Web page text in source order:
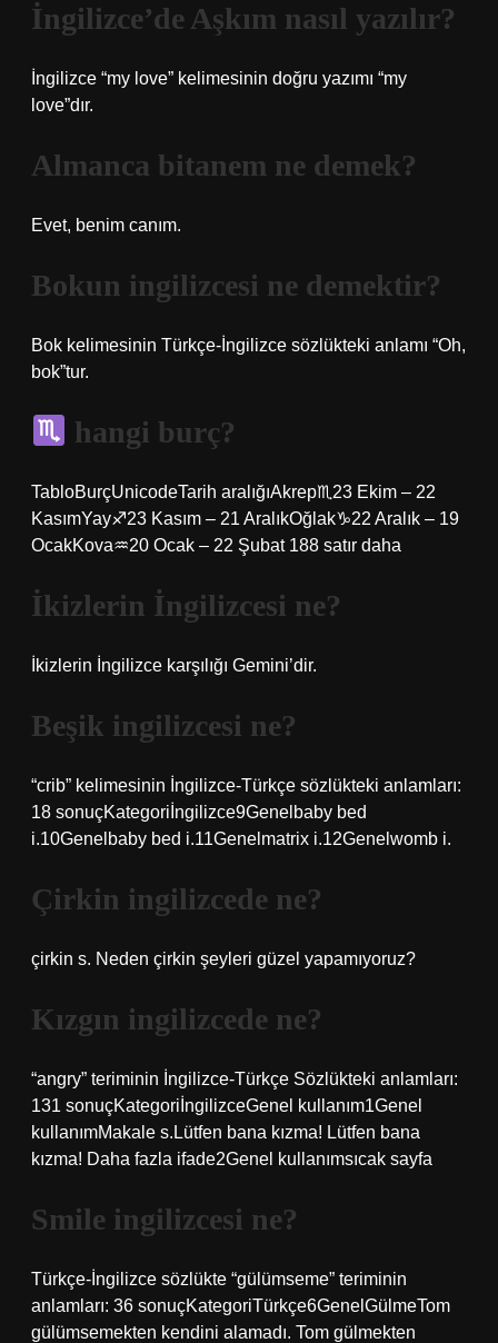
İngilizce’de Aşkım nasıl yazılır?
İngilizce “my love” kelimesinin doğru yazımı “my
love”dır.
Almanca bitanem ne demek?
Evet, benim canım.
Bokun ingilizcesi ne demektir?
Bok kelimesinin Türkçe-İngilizce sözlükteki anlamı “Oh,
bok”tur.
hangi burç?
TabloBurçUnicodeTarih aralığıAkrep♏︎23 Ekim – 22
KasımYay♐︎23 Kasım – 21 AralıkOğlak♑︎22 Aralık – 19
OcakKova♒︎20 Ocak – 22 Şubat 188 satır daha
İkizlerin İngilizcesi ne?
İkizlerin İngilizce karşılığı Gemini’dir.
Beşik ingilizcesi ne?
“crib” kelimesinin İngilizce-Türkçe sözlükteki anlamları:
18 sonuçKategoriİngilizce9Genelbaby bed
i.10Genelbaby bed i.11Genelmatrix i.12Genelwomb i.
Çirkin ingilizcede ne?
çirkin s. Neden çirkin şeyleri güzel yapamıyoruz?
Kızgın ingilizcede ne?
“angry” teriminin İngilizce-Türkçe Sözlükteki anlamları:
131 sonuçKategoriİngilizceGenel kullanım1Genel
kullanımMakale s.Lütfen bana kızma! Lütfen bana
kızma! Daha fazla ifade2Genel kullanımsıcak sayfa
Smile ingilizcesi ne?
Türkçe-İngilizce sözlükte “gülümseme” teriminin
anlamları: 36 sonuçKategoriTürkçe6GenelGülmeTom
gülümsemekten kendini alamadı. Tom gülmekten